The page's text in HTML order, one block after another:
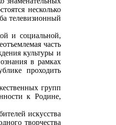
несколько
телевизионный
и социальной,
часть
культуры и
в рамках
проходить
групп
к Родине,
искусства
творчества